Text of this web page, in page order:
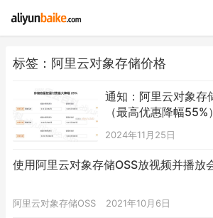
标签：阿里云对象存储价格
通知：阿里云对象存
（最高优惠降幅55%）
2024年11月25日
使用阿里云对象存储OSS放视频并播放
阿里云对象存储OSS 2021年10月6日